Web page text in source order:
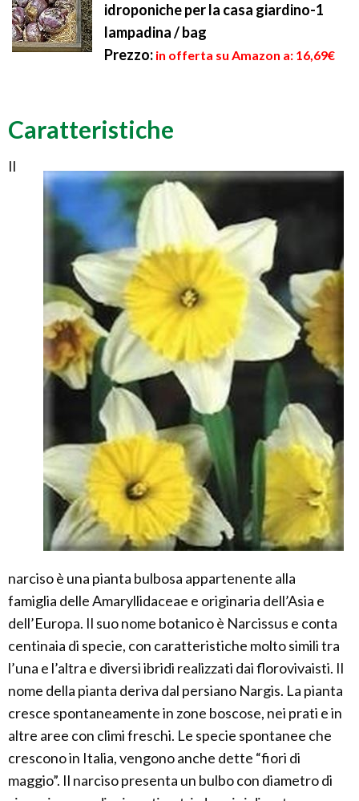
idroponiche per la casa giardino-1
lampadina / bag
Prezzo: in offerta su Amazon a: 16,69€
Caratteristiche
Il
narciso è una pianta bulbosa appartenente alla
famiglia delle Amaryllidaceae e originaria dell’Asia e
dell’Europa. Il suo nome botanico è Narcissus e conta
centinaia di specie, con caratteristiche molto simili tra
l’una e l’altra e diversi ibridi realizzati dai florovivaisti. Il
nome della pianta deriva dal persiano Nargis. La pianta
cresce spontaneamente in zone boscose, nei prati e in
altre aree con climi freschi. Le specie spontanee che
crescono in Italia, vengono anche dette “fiori di
maggio”. Il narciso presenta un bulbo con diametro di